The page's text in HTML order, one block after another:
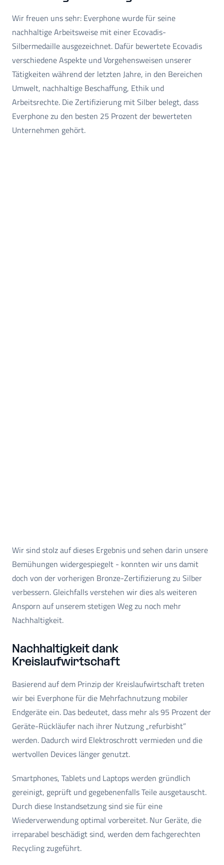
Wir freuen uns sehr: Everphone wurde für seine
nachhaltige Arbeitsweise mit einer Ecovadis-
Silbermedaille ausgezeichnet. Dafür bewertete Ecovadis
verschiedene Aspekte und Vorgehensweisen unserer
Tätigkeiten während der letzten Jahre, in den Bereichen
Umwelt, nachhaltige Beschaffung, Ethik und
Arbeitsrechte. Die Zertifizierung mit Silber belegt, dass
Everphone zu den besten 25 Prozent der bewerteten
Unternehmen gehört.
Wir sind stolz auf dieses Ergebnis und sehen darin unsere
Bemühungen widergespiegelt - konnten wir uns damit
doch von der vorherigen Bronze-Zertifizierung zu Silber
verbessern. Gleichfalls verstehen wir dies als weiteren
Ansporn auf unserem stetigen Weg zu noch mehr
Nachhaltigkeit.
Nachhaltigkeit dank
Kreislaufwirtschaft
Basierend auf dem Prinzip der Kreislaufwirtschaft treten
wir bei Everphone für die Mehrfachnutzung mobiler
Endgeräte ein. Das bedeutet, dass mehr als 95 Prozent der
Geräte-Rückläufer nach ihrer Nutzung „refurbisht”
werden. Dadurch wird Elektroschrott vermieden und die
wertvollen Devices länger genutzt.
Smartphones, Tablets und Laptops werden gründlich
gereinigt, geprüft und gegebenenfalls Teile ausgetauscht.
Durch diese Instandsetzung sind sie für eine
Wiederverwendung optimal vorbereitet. Nur Geräte, die
irreparabel beschädigt sind, werden dem fachgerechten
Recycling zugeführt.